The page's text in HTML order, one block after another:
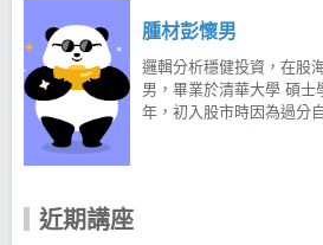
腫材彭懷男
邏輯分析穩健投資，在股
男，畢業於清華大學 碩士
年，初入股市時因為過分
大賺。 無私傾囊相授，
近期講座